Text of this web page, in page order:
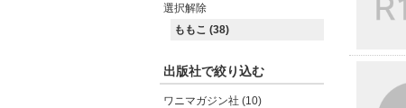
選択解除
ももこ (38)
出版社で絞り込む
ワニマガジン社 (10)